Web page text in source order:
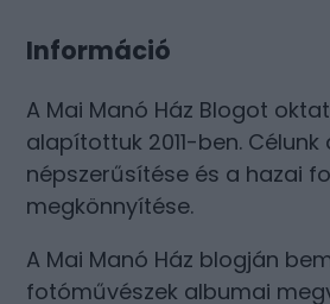
Információ
A Mai Manó Ház Blogot
alapítottuk 2011-ben.
népszerűsítése és a hazai
megkönnyítése.
A Mai Manó Ház blogján
fotóművészek albumai